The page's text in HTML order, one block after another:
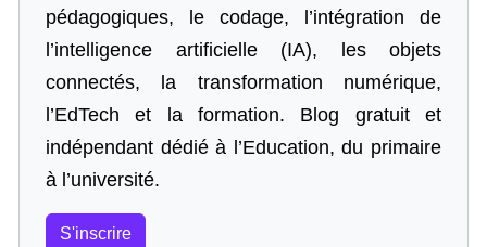
pédagogiques, le codage,
l’intégration de
l’intelligence artificielle (IA), les objets
connectés, la transformation numérique,
l’EdTech et la formation. Blog gratuit et
indépendant dédié à l’Education, du primaire
à l’université.
S'inscrire